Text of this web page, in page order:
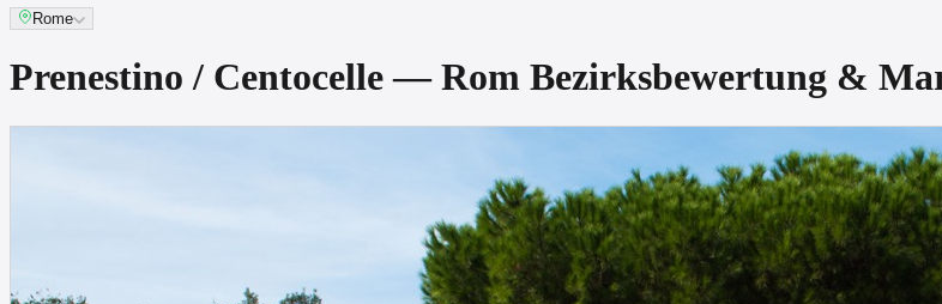
Rome
Prenestino / Centocelle — Rom Bezirksbewertung &